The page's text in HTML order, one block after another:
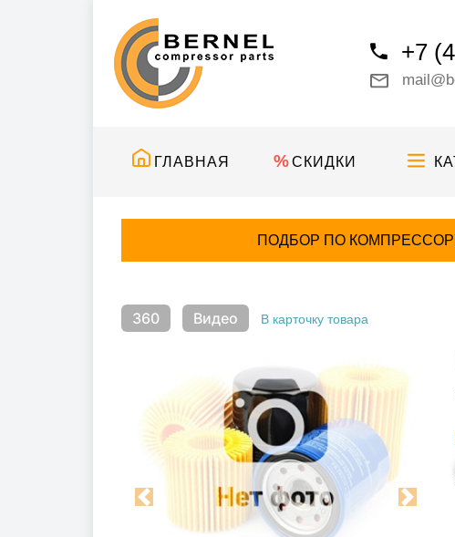
+7
ГЛАВНАЯ СКИДКИ
ПОДБОР ПО
360 Видео В карточку товара
Previous Next